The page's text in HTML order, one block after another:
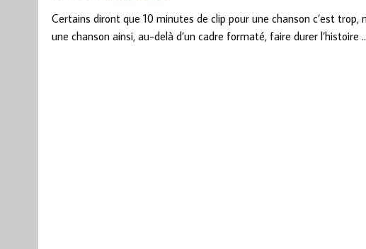
Certains diront que 10 minutes de clip pour une chanson c’est
une chanson ainsi, au-delà d’un cadre formaté, faire durer l’histoire